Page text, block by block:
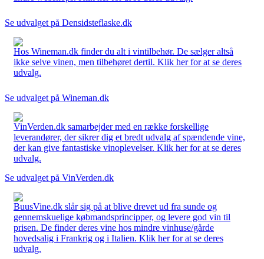
Se udvalget på Densidsteflaske.dk
Hos Wineman.dk finder du alt i vintilbehør. De sælger altså
ikke selve vinen, men tilbehøret dertil. Klik her for at se deres
udvalg.
Se udvalget på Wineman.dk
VinVerden.dk samarbejder med en række forskellige
leverandører, der sikrer dig et bredt udvalg af spændende vine,
der kan give fantastiske vinoplevelser. Klik her for at se deres
udvalg.
Se udvalget på VinVerden.dk
BuusVine.dk slår sig på at blive drevet ud fra sunde og
gennemskuelige købmandsprincipper, og levere god vin til
prisen. De finder deres vine hos mindre vinhuse/gårde
hovedsalig i Frankrig og i Italien. Klik her for at se deres
udvalg.